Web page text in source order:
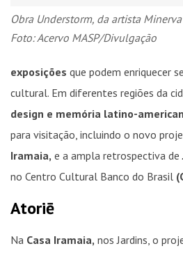
Obra Understorm, da artista Minerva
Foto: Acervo MASP/Divulgação
exposições que podem enriquecer
cultural. Em diferentes regiões da
design e memória latino-
para visitação, incluindo o novo
Iramaia, e a ampla retrospectiva de
no Centro Cultural Banco do Brasil
Atoriē
Na Casa Iramaia, nos Jardins, o